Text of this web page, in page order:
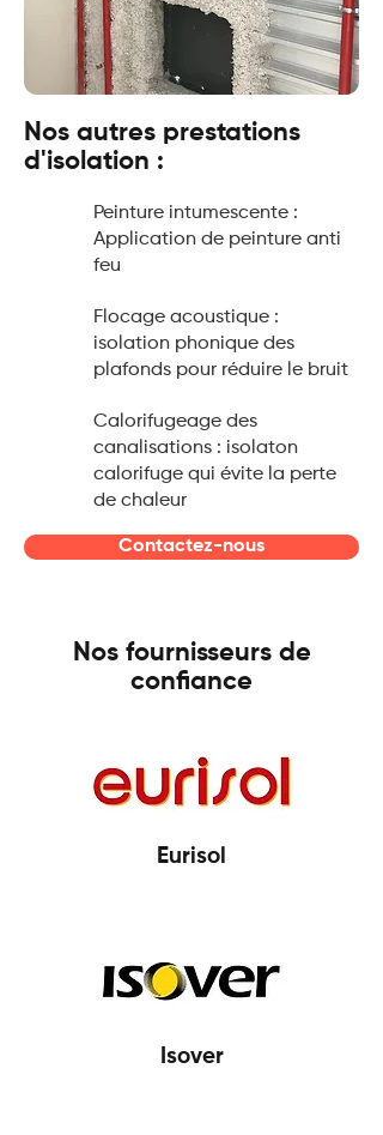
Nos autres prestations
d'isolation :
Peinture intumescente :
Application de peinture anti
feu
Flocage acoustique :
isolation phonique des
plafonds pour réduire le bruit
Calorifugeage des
canalisations : isolaton
calorifuge qui évite la perte
de chaleur
Contactez-nous
Nos fournisseurs de
confiance
Eurisol
Isover